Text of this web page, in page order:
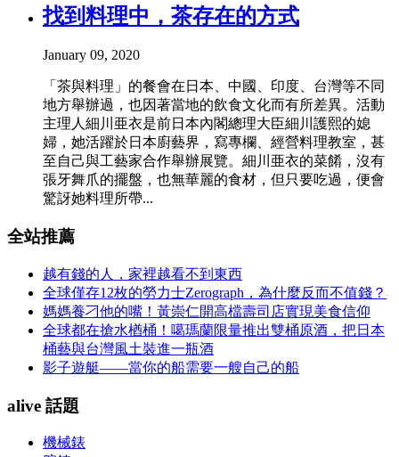
找到料理中，茶存在的方式
January 09, 2020
「茶與料理」的餐會在日本、中國、印度、台灣等不同
地方舉辦過，也因著當地的飲食文化而有所差異。活動
主理人細川亜衣是前日本內閣總理大臣細川護熙的媳
婦，她活躍於日本廚藝界，寫專欄、經營料理教室，甚
至自己與工藝家合作舉辦展覽。細川亜衣的菜餚，沒有
張牙舞爪的擺盤，也無華麗的食材，但只要吃過，便會
驚訝她料理所帶...
全站推薦
越有錢的人，家裡越看不到東西
全球僅存12枚的勞力士Zerograph，為什麼反而不值錢？
媽媽養刁他的嘴！黃崇仁開高檔壽司店實現美食信仰
全球都在搶水楢桶！噶瑪蘭限量推出雙桶原酒，把日本
桶藝與台灣風土裝進一瓶酒
影子遊艇——當你的船需要一艘自己的船
alive 話題
機械錶